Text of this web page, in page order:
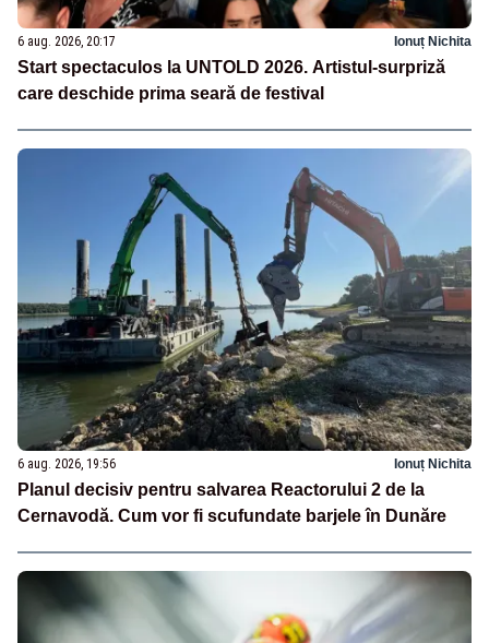
6 aug. 2026, 20:17 Ionuț Nichita
Start spectaculos la UNTOLD 2026. Artistul-surpriză
care deschide prima seară de festival
6 aug. 2026, 19:56 Ionuț Nichita
Planul decisiv pentru salvarea Reactorului 2 de la
Cernavodă. Cum vor fi scufundate barjele în Dunăre